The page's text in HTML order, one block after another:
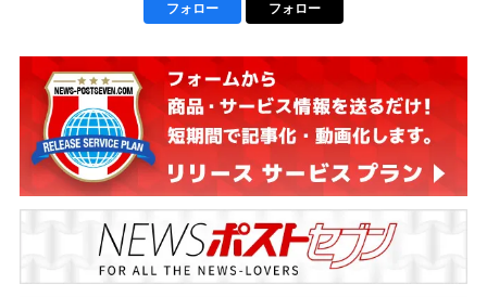
フォロー フォロー